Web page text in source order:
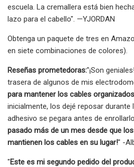
escuela. La cremallera está bien
lazo para el cabello". —YJORDAN
Obtenga un paquete de tres en
en siete combinaciones de colores).
Reseñas prometedoras:"¡Son
trasera de algunos de mis
para mantener los cables organizados
inicialmente, los dejé reposar durante
adhesivo se pegara antes de
pasado más de un mes desde que
mantienen los cables en su lugar!" -
"Este es mi segundo pedido del